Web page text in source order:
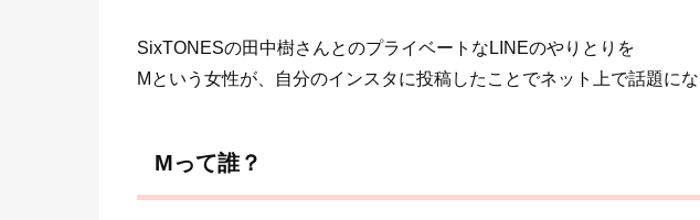
SixTONESの田中樹さんとのプライベートなLINEのやりとりを
Mという女性が、自分のインスタに投稿したことでネット上で話題にな
Mって誰？